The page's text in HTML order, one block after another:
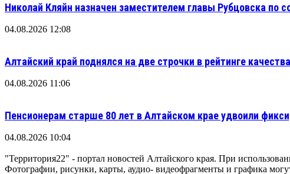
Николай Кляйн назначен заместителем главы Рубцовска по
04.08.2026 12:08
Алтайский край поднялся на две строчки в рейтинге
04.08.2026 11:06
Пенсионерам старше 80 лет в Алтайском крае удвоили
04.08.2026 10:04
"Территория22" - портал новостей Алтайского края. При
Фотографии, рисунки, карты, аудио- видеофрагменты и графика